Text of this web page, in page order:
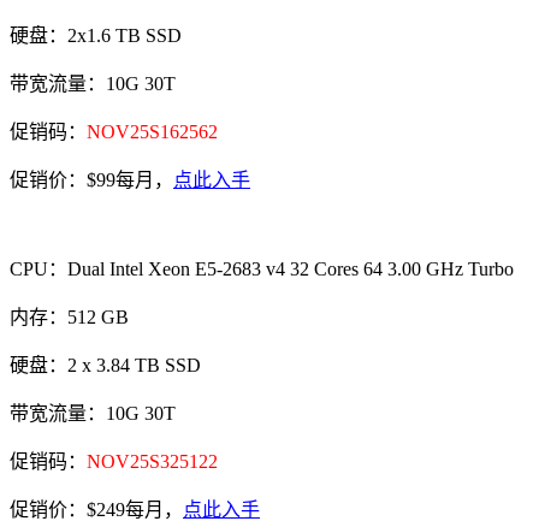
硬盘：2x1.6 TB SSD
带宽流量：10G 30T
促销码： NOV25S162562
促销价：$99每月， 点此入手
CPU：Dual Intel Xeon E5-2683 v4 32 Cores 64 3.00 GHz Turbo
内存：512 GB
硬盘：2 x 3.84 TB SSD
带宽流量：10G 30T
促销码： NOV25S325122
促销价：$249每月， 点此入手